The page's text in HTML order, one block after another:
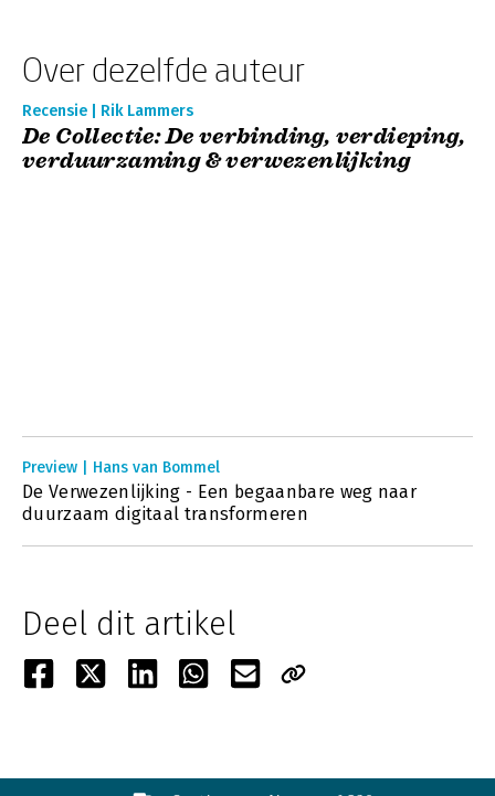
Over dezelfde auteur
Recensie | Rik Lammers
De Collectie: De verbinding, verdieping,
verduurzaming & verwezenlijking
Preview | Hans van Bommel
De Verwezenlijking - Een begaanbare weg naar
duurzaam digitaal transformeren
Deel dit artikel